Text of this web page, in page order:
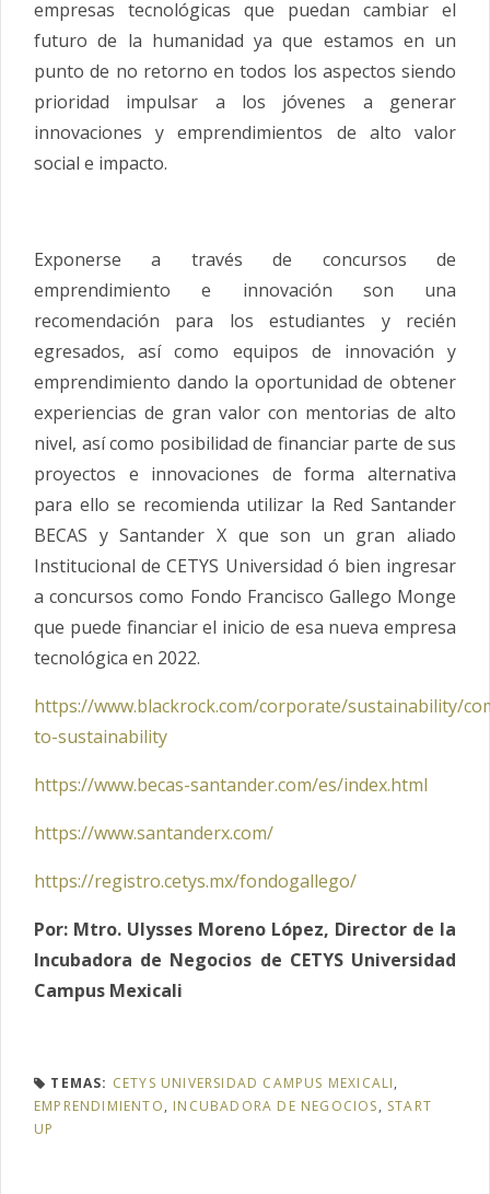
empresas tecnológicas que puedan cambiar el
futuro de la humanidad ya que estamos en un
punto de no retorno en todos los aspectos siendo
prioridad impulsar a los jóvenes a generar
innovaciones y emprendimientos de alto valor
social e impacto.
Exponerse a través de concursos de
emprendimiento e innovación son una
recomendación para los estudiantes y recién
egresados, así como equipos de innovación y
emprendimiento dando la oportunidad de obtener
experiencias de gran valor con mentorias de alto
nivel, así como posibilidad de financiar parte de sus
proyectos e innovaciones de forma alternativa
para ello se recomienda utilizar la Red Santander
BECAS y Santander X que son un gran aliado
Institucional de CETYS Universidad ó bien ingresar
a concursos como Fondo Francisco Gallego Monge
que puede financiar el inicio de esa nueva empresa
tecnológica en 2022.
https://www.blackrock.com/corporate/sustainability/
to-sustainability
https://www.becas-santander.com/es/index.html
https://www.santanderx.com/
https://registro.cetys.mx/fondogallego/
Por: Mtro. Ulysses Moreno López, Director de la
Incubadora de Negocios de CETYS Universidad
Campus Mexicali
TEMAS: CETYS UNIVERSIDAD CAMPUS MEXICALI,
EMPRENDIMIENTO, INCUBADORA DE NEGOCIOS, START
UP